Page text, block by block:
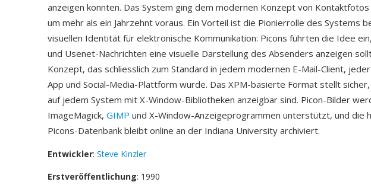
anzeigen konnten. Das System ging dem modernen Konzept von Kontaktfotos
um mehr als ein Jahrzehnt voraus. Ein Vorteil ist die Pionierrolle des Systems
visuellen Identität für elektronische Kommunikation: Picons führten die Idee
und Usenet-Nachrichten eine visuelle Darstellung des Absenders anzeigen
Konzept, das schliesslich zum Standard in jedem modernen E-Mail-Client,
App und Social-Media-Plattform wurde. Das XPM-basierte Format stellt
auf jedem System mit X-Window-Bibliotheken anzeigbar sind. Picon-Bilder
ImageMagick, GIMP und X-Window-Anzeigeprogrammen unterstützt, und die
Picons-Datenbank bleibt online an der Indiana University archiviert.
Entwickler: Steve Kinzler
Erstveröffentlichung: 1990